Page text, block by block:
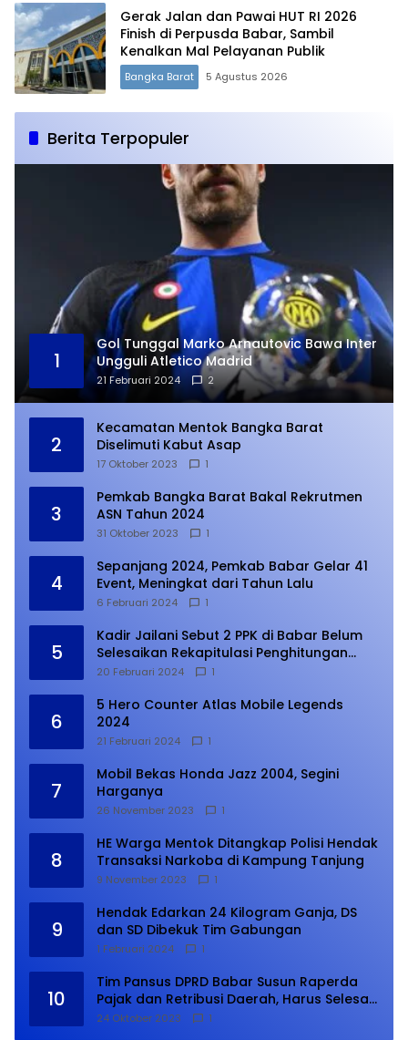
Gerak Jalan dan Pawai HUT RI 2026
Finish di Perpusda Babar, Sambil
Kenalkan Mal Pelayanan Publik
Bangka Barat 5 Agustus 2026
Berita Terpopuler
1
Gol Tunggal Marko Arnautovic Bawa Inter
Ungguli Atletico Madrid
21 Februari 2024 2
2
Kecamatan Mentok Bangka Barat
Diselimuti Kabut Asap
17 Oktober 2023 1
3
Pemkab Bangka Barat Bakal Rekrutmen
ASN Tahun 2024
31 Oktober 2023 1
4
Sepanjang 2024, Pemkab Babar Gelar 41
Event, Meningkat dari Tahun Lalu
6 Februari 2024 1
5
Kadir Jailani Sebut 2 PPK di Babar Belum
Selesaikan Rekapitulasi Penghitungan
Suara
20 Februari 2024 1
6
5 Hero Counter Atlas Mobile Legends
2024
21 Februari 2024 1
7
Mobil Bekas Honda Jazz 2004, Segini
Harganya
26 November 2023 1
8
HE Warga Mentok Ditangkap Polisi Hendak
Transaksi Narkoba di Kampung Tanjung
9 November 2023 1
9
Hendak Edarkan 24 Kilogram Ganja, DS
dan SD Dibekuk Tim Gabungan
1 Februari 2024 1
10
Tim Pansus DPRD Babar Susun Raperda
Pajak dan Retribusi Daerah, Harus Selesai
Januari 2024
24 Oktober 2023 1